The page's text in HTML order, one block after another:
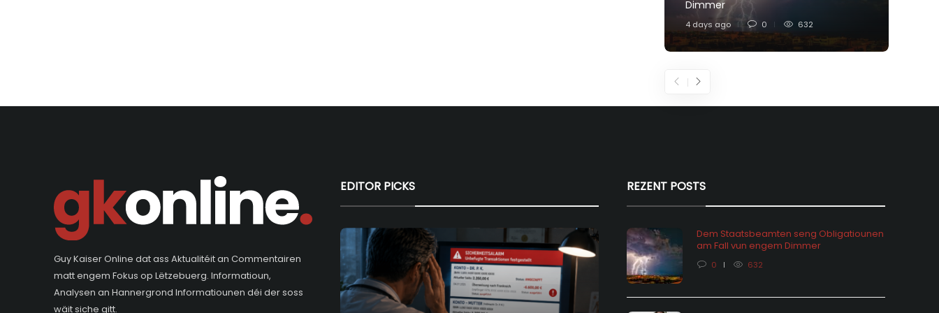
Dimmer
4 days ago 0 632
Guy Kaiser Online dat ass Aktualitéit an Commentairen
matt engem Fokus op Lëtzebuerg. Informatioun,
Analysen an Hannergrond Informatiounen déi der soss
wäit siche gitt.
EDITOR PICKS REZENT POSTS
Dem Staatsbeamten seng Obligatiounen
am Fall vun engem Dimmer
0 632